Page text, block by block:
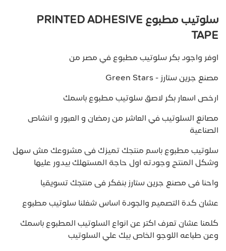
سلوتيب مطبوع PRINTED ADHESIVE
TAPE
اوفر واجود بكر سلوتيب مطبوع في مصر من
مصنع جرين ستارز - Green Stars
ارخص اسعار بكر لاصق سلوتيب مطبوع باسمك
مصانع السلوتيب في العاشر من رمضان و العبور و انشاص
الصناعية
سلوتيب مطبوع باسم منتجك تميزك فى مشروعك مش سهل
وشكل المنتج وجودته اول حاجة المستهلك بيدور عليها
واحنا فى مصنع جرين ستارز بنفكر فى منتجك تسويقيا
عشان كدة التصميم والجودة اساس شغلنا سلوتيب مطبوع
كلمنا عشان تعرف اكتر عن انواع السلوتيب المطبوع باسمك
وعن طباعه اللوجو الخاص بيك علي السلوتيب